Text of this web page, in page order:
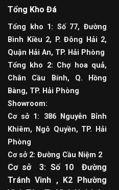
Tổng Kho Đá
Tổng kho 1: Số 77, Đường
Bình Kiều 2, P. Đông Hải 2,
Quận Hải An, TP. Hải Phòng
Tổng kho 2: Chợ hoa quả,
Chân Cầu Bính, Q. Hồng
Bàng, TP. Hải Phòng
Showroom:
Cơ sở 1: 386 Nguyễn Bỉnh
Khiêm, Ngô Quyền, TP. Hải
Phòng
Cơ sở 2: Đường Cầu Niệm 2
Cơ sở 3: Số 10 Đường
Tránh Vinh , K2 Phường